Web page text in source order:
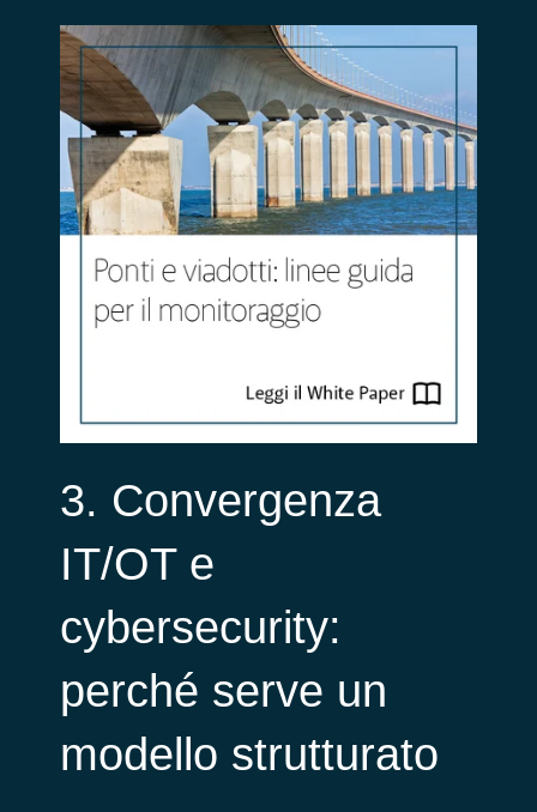
3. Convergenza
IT/OT e
cybersecurity:
perché serve un
modello strutturato